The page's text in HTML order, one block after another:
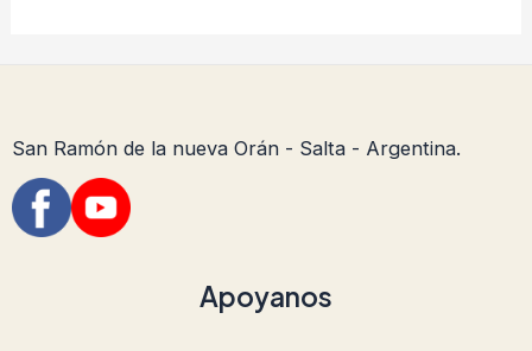
San Ramón de la nueva Orán - Salta - Argentina.
Apoyanos